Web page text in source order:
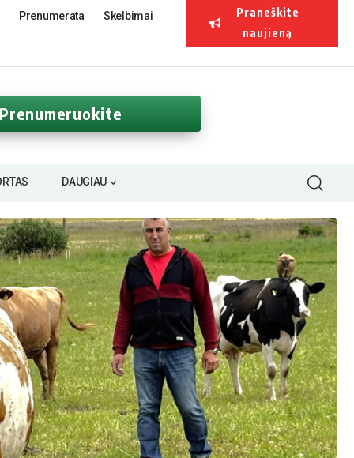
Prenumerata Skelbimai
Praneškite
naujieną
Prenumeruokite
DAUGIAU